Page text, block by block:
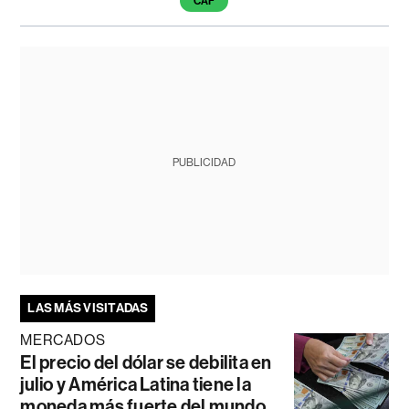
PUBLICIDAD
LAS MÁS VISITADAS
MERCADOS
El precio del dólar se debilita en
julio y América Latina tiene la